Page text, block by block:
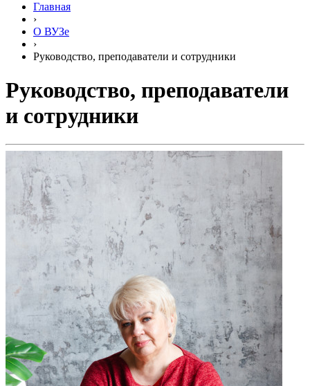
Главная
›
О ВУЗе
›
Руководство, преподаватели и сотрудники
Руководство, преподаватели
и сотрудники